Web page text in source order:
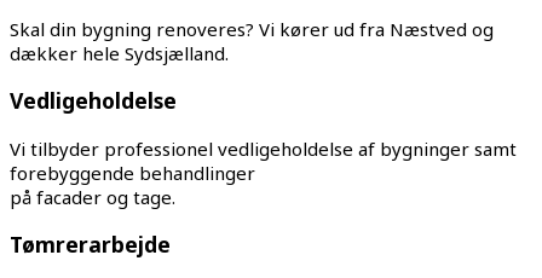
Skal din bygning renoveres? Vi kører ud fra Næstved og
dækker hele Sydsjælland.
Vedligeholdelse
Vi tilbyder professionel vedligeholdelse af bygninger samt
forebyggende behandlinger
på facader og tage.
Tømrerarbejde